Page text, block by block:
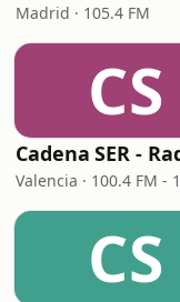
Madrid · 105.4 FM
CS
Valencia · 100.4 FM -
CS